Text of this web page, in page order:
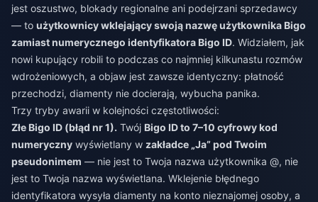
jest oszustwo, blokady regionalne ani podejrzani sprzedawcy
— to użytkownicy wklejający swoją nazwę użytkownika Bigo
zamiast numerycznego identyfikatora Bigo ID. Widziałem, jak
nowi kupujący robili to podczas co najmniej kilkunastu rozmów
wdrożeniowych, a objaw jest zawsze identyczny: płatność
przechodzi, diamenty nie docierają, wybucha panika.
Trzy tryby awarii w kolejności częstotliwości:
Złe Bigo ID (błąd nr 1). Twój Bigo ID to 7–10 cyfrowy kod
numeryczny wyświetlany w zakładce „Ja” pod Twoim
pseudonimem — nie jest to Twoja nazwa użytkownika @, nie
jest to Twoja nazwa wyświetlana. Wklejenie błędnego
identyfikatora wysyła diamenty na konto nieznajomej osoby, a